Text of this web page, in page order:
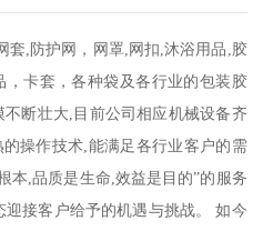
套,防护网，网罩,网扣,沐浴用品,胶
卡套，各种袋及各行业的包装胶
断壮大,目前公司相应机械设备齐
操作技术,能满足各行业客户的需
本,品质是生命,效益是目的”的服务
接客户给予的机遇与挑战。 如今